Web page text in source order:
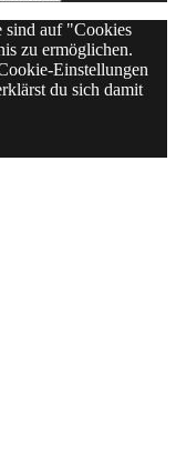
sind auf "Cookies
zu ermöglichen.
Einstellungen
du sich damit